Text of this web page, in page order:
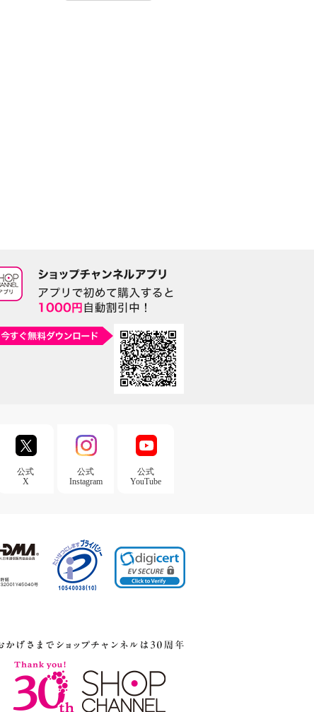
公式
X
公式
Instagram
公式
YouTube